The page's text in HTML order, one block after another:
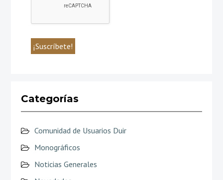
Categorías
Comunidad de Usuarios Duir
Monográficos
Noticias Generales